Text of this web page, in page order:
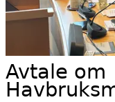
04. mai 2026
Nesten
kunstig
04. mai 2026
Avtale om